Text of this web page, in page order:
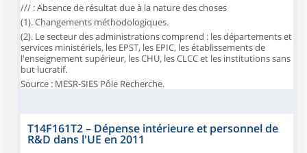
/// : Absence de résultat due à la nature des choses
(1). Changements méthodologiques.
(2). Le secteur des administrations comprend : les départements et
services ministériels, les EPST, les EPIC, les établissements de
l'enseignement supérieur, les CHU, les CLCC et les institutions sans
but lucratif.
Source : MESR-SIES Pôle Recherche.
T14F161T2– Dépense intérieure et personnel de
R&D dans l'UE en 2011